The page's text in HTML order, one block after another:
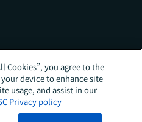
Cookies”, you agree to the
device to enhance site
usage, and assist in our
Privacy policy